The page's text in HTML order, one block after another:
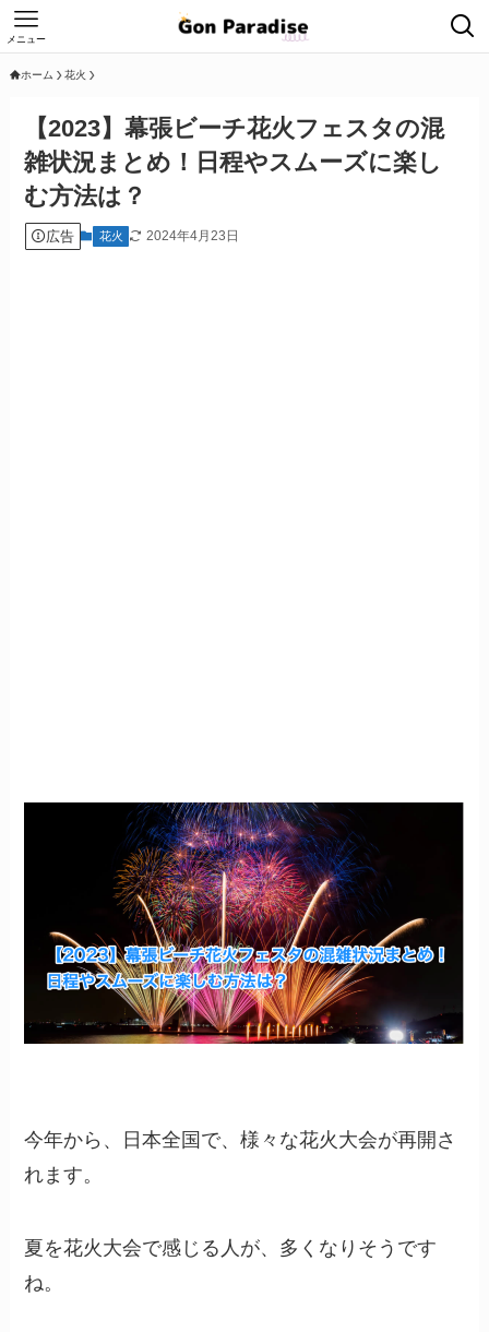
メニュー
ホーム 花火
【2023】幕張ビーチ花火フェスタの混
雑状況まとめ！日程やスムーズに楽し
む方法は？
広告 花火 2024年4月23日
今年から、日本全国で、様々な花火大会が再開さ
れます。
夏を花火大会で感じる人が、多くなりそうです
ね。